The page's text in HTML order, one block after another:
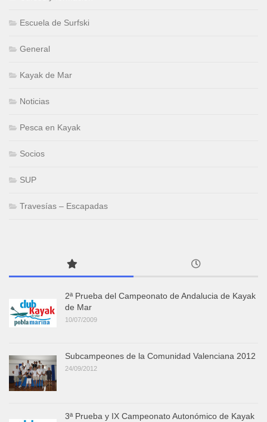
Escuela de Surfski
General
Kayak de Mar
Noticias
Pesca en Kayak
Socios
SUP
Travesías – Escapadas
2ª Prueba del Campeonato de Andalucia de Kayak
de Mar
10/07/2009
Subcampeones de la Comunidad Valenciana 2012
24/09/2012
3ª Prueba y IX Campeonato Autonómico de Kayak